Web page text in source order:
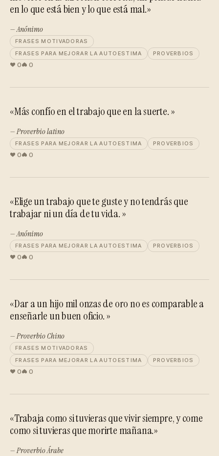
en lo que está bien y lo que está mal.»
— Anónimo
FRASES MOTIVADORAS
FRASES PARA MEJORAR LA AUTOESTIMA
PROVERBIOS
0 0
«Más confío en el trabajo que en la suerte. »
— Proverbio latino
FRASES PARA MEJORAR LA AUTOESTIMA PROVERBIOS
0 0
«Elige un trabajo que te guste y no tendrás que
trabajar ni un día de tu vida. »
— Anónimo
FRASES PARA MEJORAR LA AUTOESTIMA PROVERBIOS
0 0
«Dar a un hijo mil onzas de oro no es comparable a
enseñarle un buen oficio. »
— Proverbio Chino
FRASES MOTIVADORAS
FRASES PARA MEJORAR LA AUTOESTIMA
PROVERBIOS
0 0
«Trabaja como si tuvieras que vivir siempre, y come
como si tuvieras que morirte mañana.»
— Proverbio Árabe